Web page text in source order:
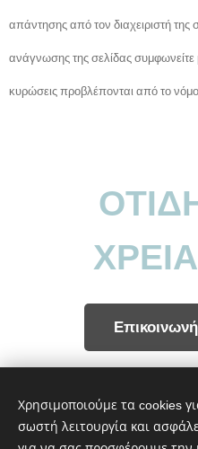
απάντησης από τον διαχειριστή της
ανάγνωσης της σελίδας συμφωνείτε
κυρώσεις προβλέπονται από το
Χρησιμοποιούμε τα cookies
σωστή λειτουργία και